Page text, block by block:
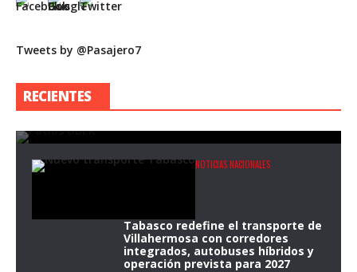
Tweets by @Pasajero7
RECIENTES
Guadalajara supera 87 mil servicios en sus
primeros dos meses
NOTICIAS NACIONALES
Tabasco redefine el transporte de
Villahermosa con corredores
integrados, autobuses híbridos y
operación prevista para 2027